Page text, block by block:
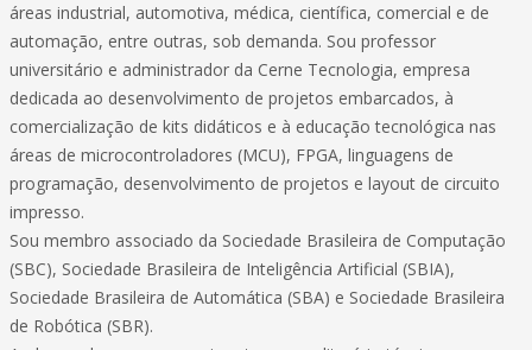
áreas industrial, automotiva, médica, científica, comercial e de
automação, entre outras, sob demanda. Sou professor
universitário e administrador da Cerne Tecnologia, empresa
dedicada ao desenvolvimento de projetos embarcados, à
comercialização de kits didáticos e à educação tecnológica nas
áreas de microcontroladores (MCU), FPGA, linguagens de
programação, desenvolvimento de projetos e layout de circuito
impresso.
Sou membro associado da Sociedade Brasileira de Computação
(SBC), Sociedade Brasileira de Inteligência Artificial (SBIA),
Sociedade Brasileira de Automática (SBA) e Sociedade Brasileira
de Robótica (SBR).